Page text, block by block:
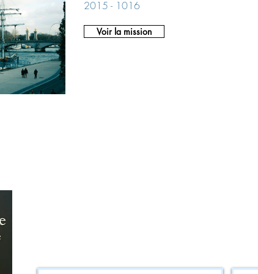
2015 - 1016
Voir la mission